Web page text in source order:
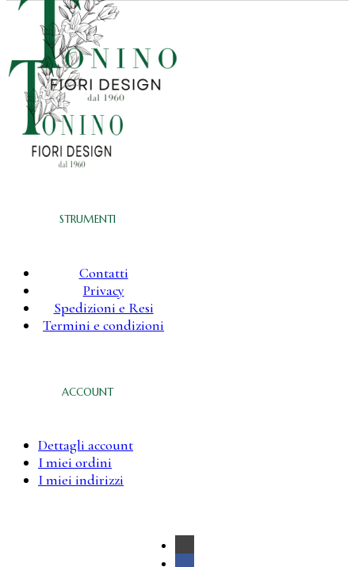
STRUMENTI
Contatti
Privacy
Spedizioni e Resi
Termini e condizioni
ACCOUNT
Dettagli account
I miei ordini
I miei indirizzi